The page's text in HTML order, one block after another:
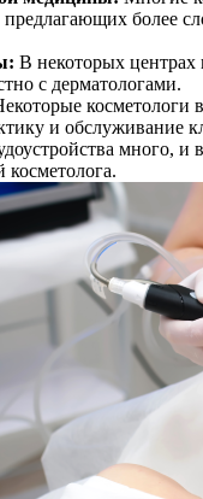
предлагающих более
: В некоторых центрах
с дерматологами.
косметологи
и обслуживание
много, и
косметолога.